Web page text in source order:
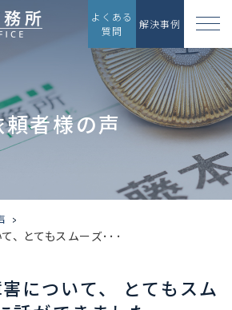
よくある
質問
解決事例
頼者様の声
>
、 とてもスムーズ･･･
について、 とてもスム